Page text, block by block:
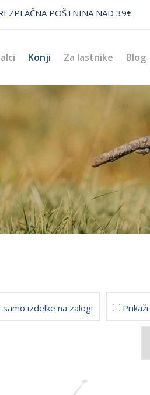
POŠTNINA NAD 39€
Konji Za lastnike Blog
samo izdelke na zalogi